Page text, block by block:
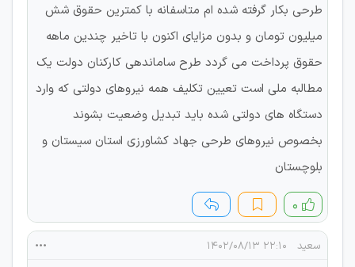
طرحی بکار گرفته شده ام متاسفانه با کمترین حقوق شش
میلیون تومان و بدون مزایای اکنون با تاخیر چندین ماهه
حقوق پرداخت می گردد طرح ساماندهی کارکنان دولت یک
مطالبه ملی است تعیین تکلیف همه نیروهای دولتی که وارد
دستگاه های دولتی شده باید تبدیل وضعیت بشوند
بخصوص نیروهای طرحی جهاد کشاورزی استان سیستان و
بلوچستان
۰
سعید ۲۲:۱۰ ۱۴۰۲/۰۸/۱۳